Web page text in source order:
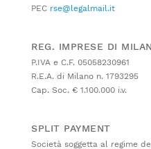
PEC rse@legalmail.it
REG. IMPRESE DI
P.IVA e C.F. 05058230961
R.E.A. di Milano n. 1793295
Cap. Soc. € 1.100.000 i.v.
SPLIT PAYMENT
Società soggetta al regime